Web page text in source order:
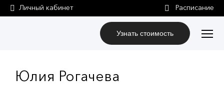
Личный кабинет
Узнать стоимость
Юлия Рогачева